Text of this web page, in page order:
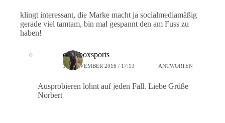
klingt interessant, die Marke macht ja socialmediamäßig
gerade viel tamtam, bin mal gespannt den am Fuss zu
haben!
crossboxsports
15. NOVEMBER 2016 / 17:13 ANTWORTEN
Ausprobieren lohnt auf jeden Fall. Liebe Grüße
Norbert